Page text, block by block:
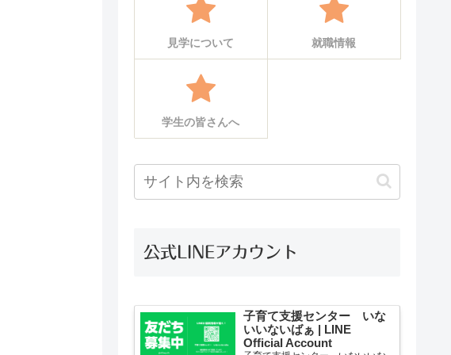
見学について 就職情報
学生の皆さんへ
公式LINEアカウント
子育て支援センター いな
いいないばぁ | LINE
Official Account